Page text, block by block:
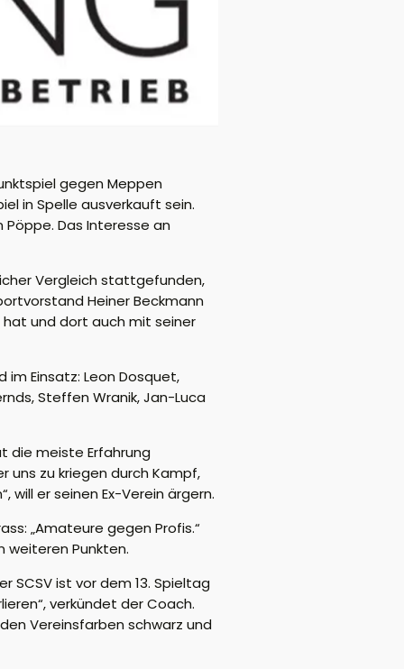
gegen Meppen
in Spelle ausverkauft sein.
Das Interesse an
Vergleich stattgefunden,
Heiner Beckmann
und dort auch mit seiner
Einsatz: Leon Dosquet,
Steffen Wranik, Jan-Luca
die meiste Erfahrung
uns zu kriegen durch Kampf,
will er seinen Ex-Verein ärgern.
„Amateure gegen Profis.“
weiteren Punkten.
SCSV ist vor dem 13. Spieltag
verkündet der Coach.
Vereinsfarben schwarz und